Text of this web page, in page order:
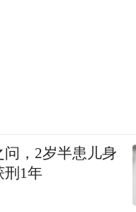
问，2岁半患儿身
刑1年